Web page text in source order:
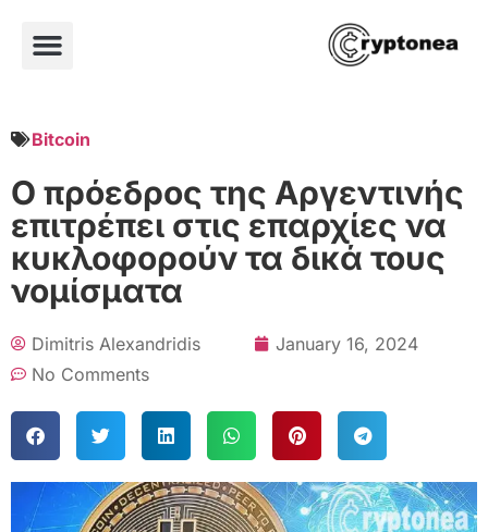
Bitcoin
Ο πρόεδρος της Αργεντινής
επιτρέπει στις επαρχίες να
κυκλοφορούν τα δικά τους
νομίσματα
Dimitris Alexandridis
January 16, 2024
No Comments